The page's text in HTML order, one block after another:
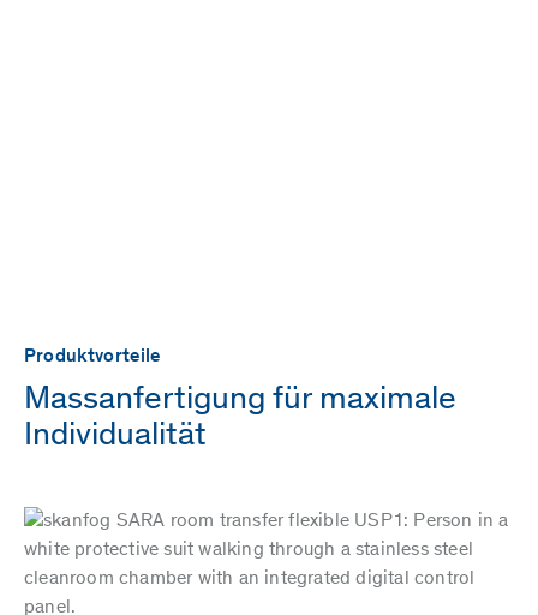
Produktvorteile
Massanfertigung für maximale
Individualität